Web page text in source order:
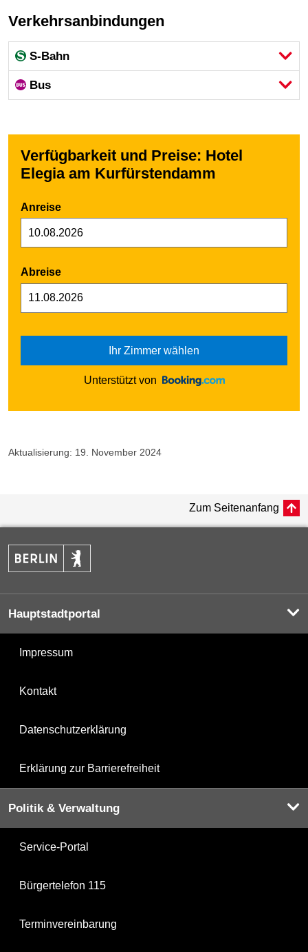
Verkehrsanbindungen
S-Bahn
Bus
Verfügbarkeit und Preise: Hotel
Elegia am Kurfürstendamm
Anreise
Abreise
Ihr Zimmer wählen
Unterstützt von
Aktualisierung: 19. November 2024
Zum Seitenanfang
Hauptstadtportal
Impressum
Kontakt
Datenschutzerklärung
Erklärung zur Barrierefreiheit
Politik & Verwaltung
Service-Portal
Bürgertelefon 115
Terminvereinbarung